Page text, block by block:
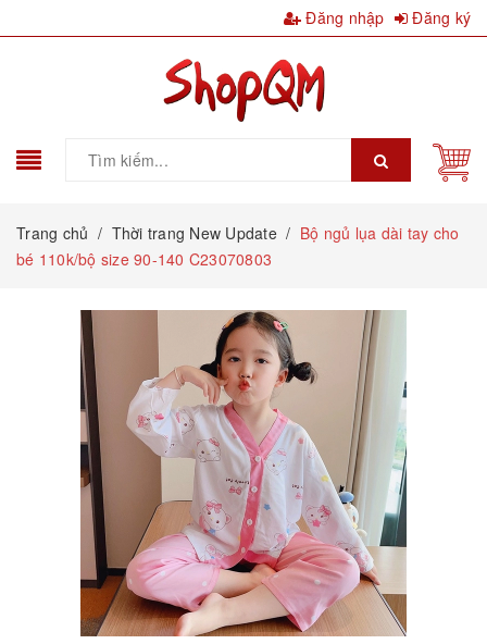
Đăng nhập Đăng ký
Trang chủ / Thời trang New Update / Bộ ngủ lụa dài tay cho
bé 110k/bộ size 90-140 C23070803